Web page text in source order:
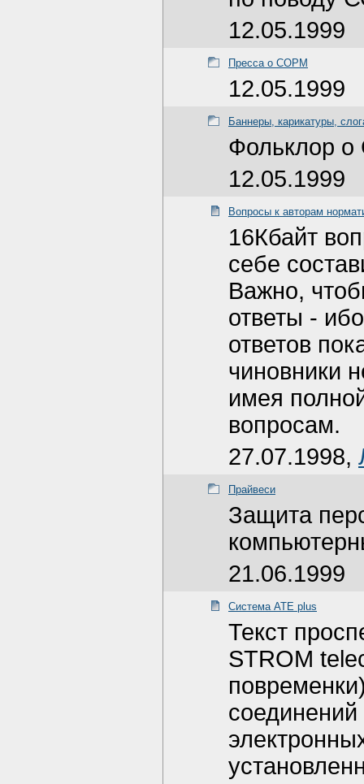
12.05.1999
Пресса о СОРМ
12.05.1999
Баннеры, карикатуры,
Фольклор
12.05.1999
Вопросы к авторам
16Кбайт
себе
Важно,
ответы -
ответов
чиновники
имея
вопросам.
27.07.1998,
Прайвеси
Защита
21.06.1999
Система ATE plus
Текст
STROM
соединений